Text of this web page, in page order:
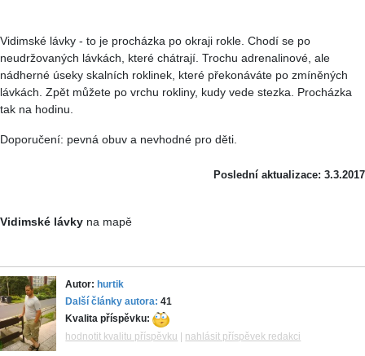
Vidimské lávky - to je procházka po okraji rokle. Chodí se po
neudržovaných lávkách, které chátrají. Trochu adrenalinové, ale
nádherné úseky skalních roklinek, které překonáváte po zmíněných
lávkách. Zpět můžete po vrchu rokliny, kudy vede stezka. Procházka
tak na hodinu.
Doporučení: pevná obuv a nevhodné pro děti.
Poslední aktualizace: 3.3.2017
Vidimské lávky na mapě
Autor: hurtik
Další články autora: 41
Kvalita příspěvku:
hodnotit kvalitu příspěvku
nahlásit příspěvek redakci